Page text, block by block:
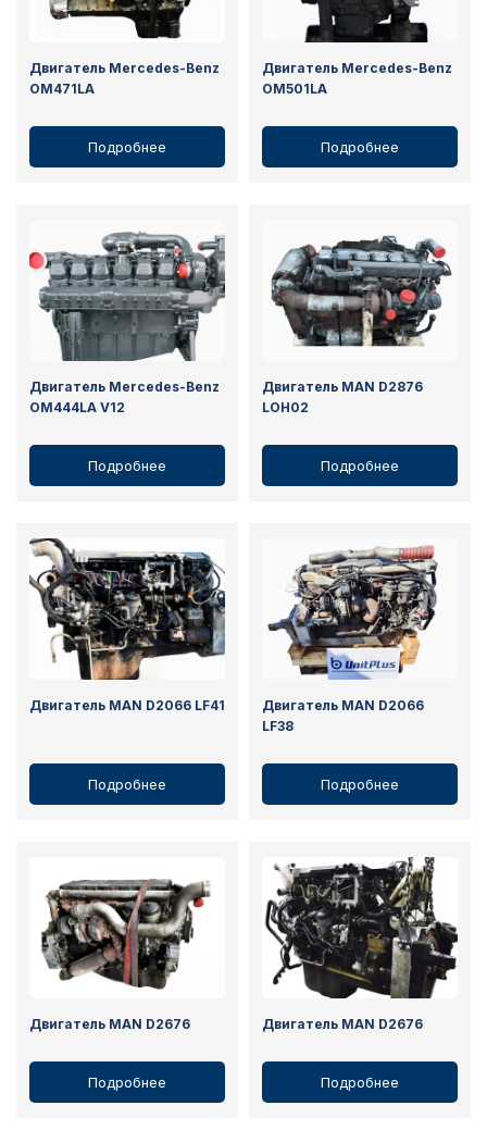
Двигатель Mercedes-Benz
OM471LA
Подробнее
Двигатель Mercedes-Benz
OM501LA
Подробнее
Двигатель Mercedes-Benz
OM444LA V12
Подробнее
Двигатель MAN D2876
LOH02
Подробнее
Двигатель MAN D2066 LF41
Подробнее
Двигатель MAN D2066
LF38
Подробнее
Двигатель MAN D2676
Подробнее
Двигатель MAN D2676
Подробнее